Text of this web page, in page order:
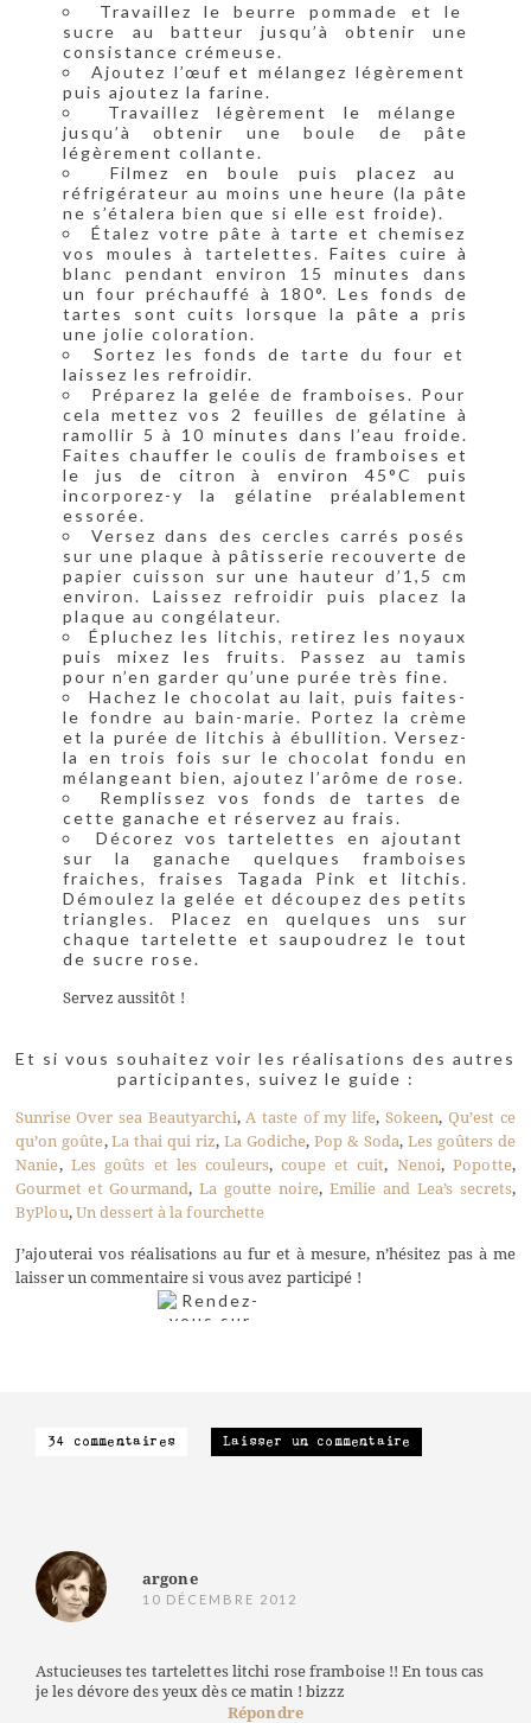
Travaillez le beurre pommade et le
sucre au batteur jusqu’à obtenir une
consistance crémeuse.
Ajoutez l’œuf et mélangez légèrement
puis ajoutez la farine.
Travaillez légèrement le mélange
jusqu’à obtenir une boule de pâte
légèrement collante.
Filmez en boule puis placez au
réfrigérateur au moins une heure (la pâte
ne s’étalera bien que si elle est froide).
Étalez votre pâte à tarte et chemisez
vos moules à tartelettes. Faites cuire à
blanc pendant environ 15 minutes dans
un four préchauffé à 180°. Les fonds de
tartes sont cuits lorsque la pâte a pris
une jolie coloration.
Sortez les fonds de tarte du four et
laissez les refroidir.
Préparez la gelée de framboises. Pour
cela mettez vos 2 feuilles de gélatine à
ramollir 5 à 10 minutes dans l’eau froide.
Faites chauffer le coulis de framboises et
le jus de citron à environ 45°C puis
incorporez-y la gélatine préalablement
essorée.
Versez dans des cercles carrés posés
sur une plaque à pâtisserie recouverte de
papier cuisson sur une hauteur d’1,5 cm
environ. Laissez refroidir puis placez la
plaque au congélateur.
Épluchez les litchis, retirez les noyaux
puis mixez les fruits. Passez au tamis
pour n’en garder qu’une purée très fine.
Hachez le chocolat au lait, puis faites-
le fondre au bain-marie. Portez la crème
et la purée de litchis à ébullition. Versez-
la en trois fois sur le chocolat fondu en
mélangeant bien, ajoutez l’arôme de rose.
Remplissez vos fonds de tartes de
cette ganache et réservez au frais.
Décorez vos tartelettes en ajoutant
sur la ganache quelques framboises
fraiches, fraises Tagada Pink et litchis.
Démoulez la gelée et découpez des petits
triangles. Placez en quelques uns sur
chaque tartelette et saupoudrez le tout
de sucre rose.
Servez aussitôt !
Et si vous souhaitez voir les réalisations des autres
participantes, suivez le guide :
Sunrise Over sea Beautyarchi,A taste of my life, Sokeen, Qu’est ce
qu’on goûte,La thai qui riz, La Godiche,Pop & Soda, Les goûters de
Nanie, Les goûts et les couleurs,coupe et cuit, Nenoi,Popotte,
Gourmet et Gourmand,La goutte noire, Emilie and Lea’s secrets,
ByPlou, Un dessert à la fourchette
J’ajouterai vos réalisations au fur et à mesure, n’hésitez pas à me
laisser un commentaire si vous avez participé !
34 commentaires Laisser un commentaire
argone
10 DÉCEMBRE 2012
Astucieuses tes tartelettes litchi rose framboise !! En tous cas
je les dévore des yeux dès ce matin ! bizzz
Répondre